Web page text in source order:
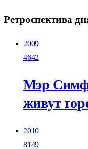
Ретроспектива
2009
4642
Мэр
живут
2010
8149